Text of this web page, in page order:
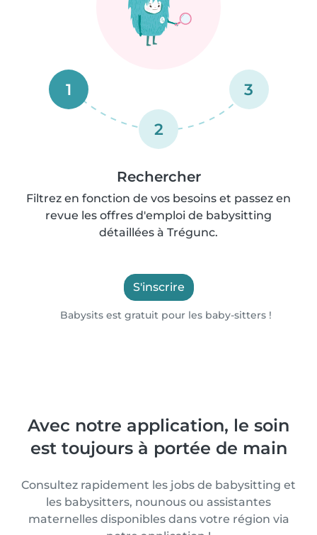
1
2
3
Rechercher
Filtrez en fonction de vos besoins et passez en
revue les offres d'emploi de babysitting
détaillées à Trégunc.
S'inscrire
Babysits est gratuit pour les baby-sitters !
Avec notre application, le soin
est toujours à portée de main
Consultez rapidement les jobs de babysitting et
les babysitters, nounous ou assistantes
maternelles disponibles dans votre région via